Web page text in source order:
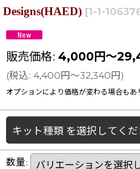
Designs(HAED) [1-1-
販売価格: 4,000 円～
(税込: 4,400円 ～32,340円 )
オプションにより価格が変わる場合もあ
キット種類 を選択してく
数量: